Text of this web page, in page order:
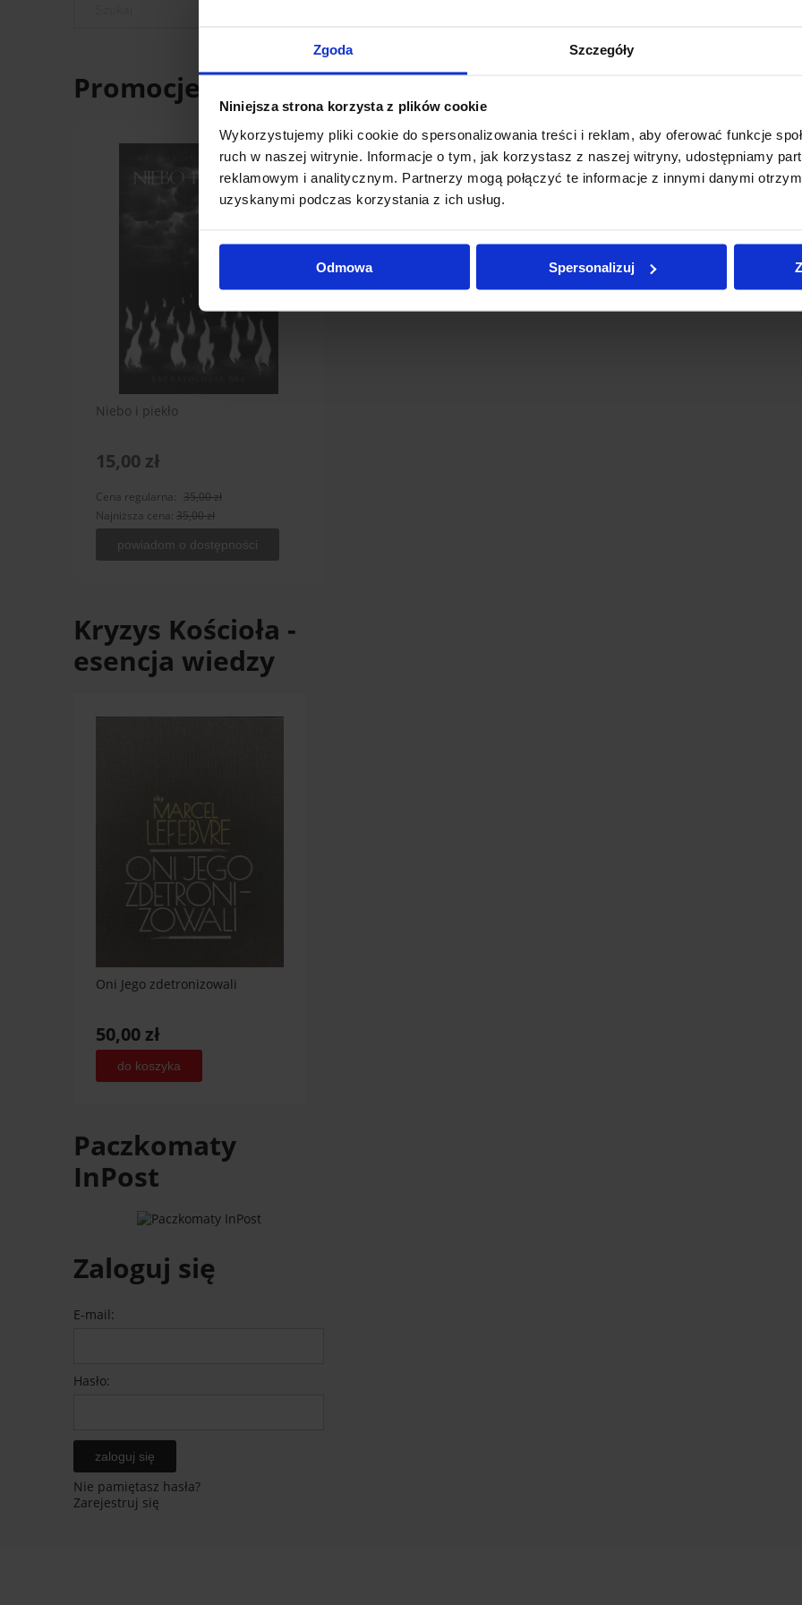
Zgoda Szczegóły
Niniejsza strona korzysta z plików cookie
Wykorzystujemy pliki cookie do spersonalizowania treści i reklam, aby oferować funkcje
ruch w naszej witrynie. Informacje o tym, jak korzystasz z naszej witryny, udostępniamy
reklamowym i analitycznym. Partnerzy mogą połączyć te informacje z innymi danymi
uzyskanymi podczas korzystania z ich usług.
Odmowa Spersonalizuj
Promocje
Niebo i piekło
15,00 zł
Cena regularna: 35,00 zł
Najniższa cena: 35,00 zł
powiadom o dostępności
Kryzys Kościoła -
esencja wiedzy
Oni Jego zdetronizowali
50,00 zł
do koszyka
Paczkomaty
InPost
Zaloguj się
E-mail:
Hasło:
zaloguj się
Nie pamiętasz hasła?
Zarejestruj się